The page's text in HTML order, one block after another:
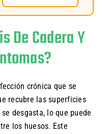
De Cadera Y
crónica que se
recubre las superficies
desgasta, lo que puede
los huesos. Este